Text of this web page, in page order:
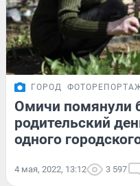
ГОРОД
Омичи помянули
родительский
одного
4 мая, 2022, 13:12 3 597